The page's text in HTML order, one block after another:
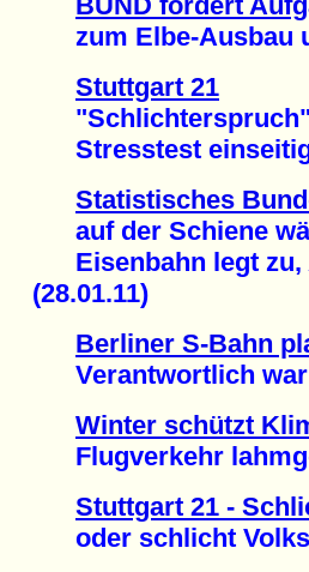
zum Elbe-Ausbau
Stuttgart 21
"Schlichterspruch"
Stresstest einseitig
Statistisches
auf der Schiene
Eisenbahn legt zu,
(28.01.11)
Berliner S-Bahn
Verantwortlich war
Winter schützt
Flugverkehr
Stuttgart 21 -
oder schlicht